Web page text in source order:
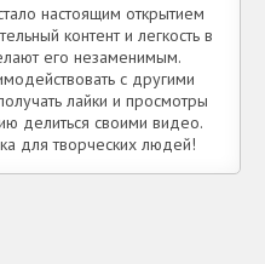
настоящим открытием
контент и легкость в
его незаменимым.
с другими
лайки и просмотры
делиться своими видео.
для творческих людей!